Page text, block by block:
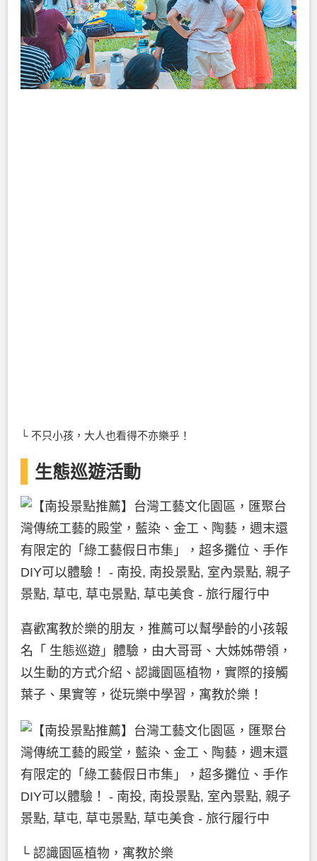
└ 不只小孩，大人也看得不亦樂乎！
生態巡遊活動
喜歡寓教於樂的朋友，推薦可以幫學齡的小孩報
名「 生態巡遊」體驗，由大哥哥、大姊姊帶領，
以生動的方式介紹、認識園區植物，實際的接觸
葉子、果實等，從玩樂中學習，寓教於樂！
└ 認識園區植物，寓教於樂